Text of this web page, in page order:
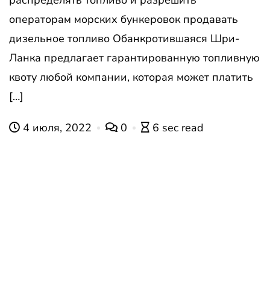
операторам морских бункеровок продавать
дизельное топливо Обанкротившаяся Шри-
Ланка предлагает гарантированную топливную
квоту любой компании, которая может платить
[…]
4 июля, 2022 0 6 sec read